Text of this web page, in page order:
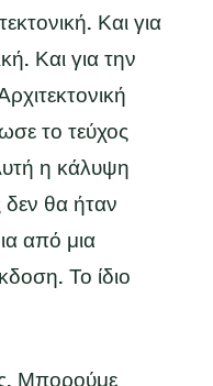
Και για
Και για την
το τεύχος
η κάλυψη
θα ήταν
από μια
Το ίδιο
Μπορούμε